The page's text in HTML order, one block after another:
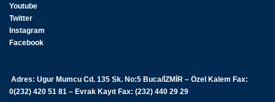
Youtube
Twitter
Instagram
Facebook
Adres: Ugur Mumcu Cd. 135 Sk. No:5 Buca/İZMİR – Özel Kalem Fax:
0(232) 420 51 81 – Evrak Kayıt Fax: (232) 440 29 29